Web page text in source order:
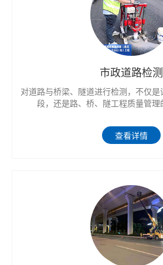
市政道路检测
对道路与桥梁、隧道进行检测，不仅
段，还是路、桥、隧工程质量管理
查看详情